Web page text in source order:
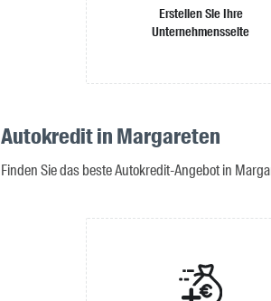
Erstellen Sie Ihre
Unternehmensseite
Autokredit in Margareten
Finden Sie das beste Autokredit-Angebot in